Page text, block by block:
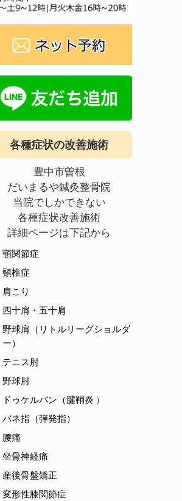
各種症状の改善施術
豊中市曽根
だいまるや鍼灸整骨院
当院でしかできない
各種症状改善施術
詳細ページは下記から
顎関節症
頸椎症
肩こり
四十肩・五十肩
野球肩（リトルリーグショルダ
ー）
テニス肘
野球肘
ドゥケルバン（腱鞘炎 ）
バネ指（弾発指）
腰痛
坐骨神経痛
産後骨盤矯正
変形性膝関節症